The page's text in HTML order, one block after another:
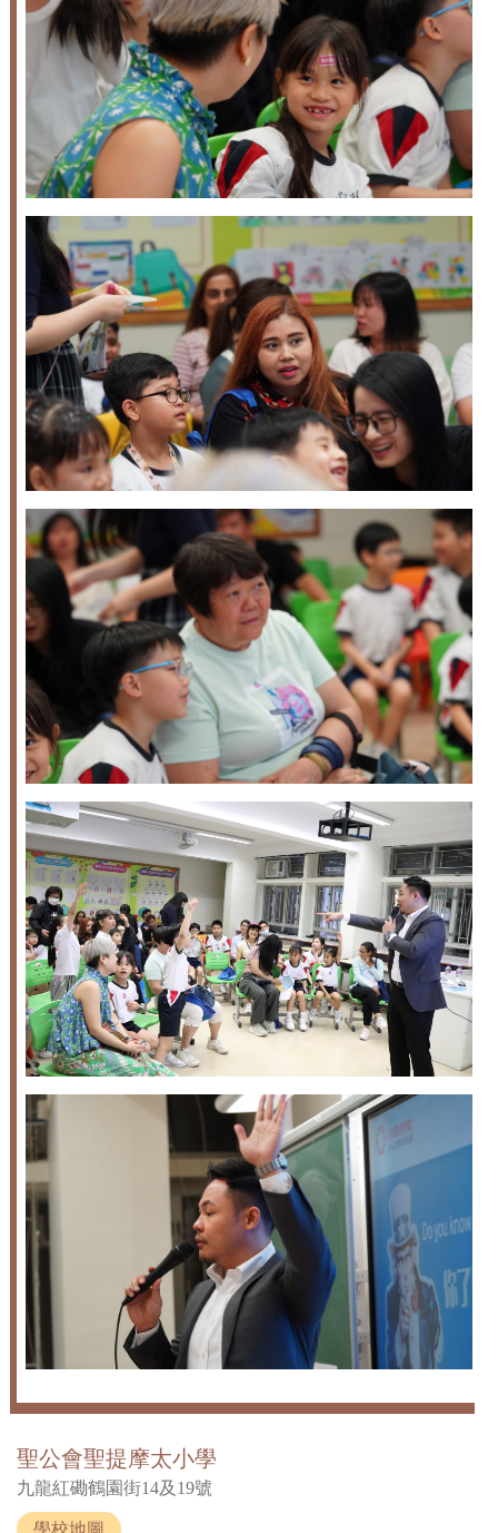
聖公會聖提摩太小學
九龍紅磡鶴園街14及19號
學校地圖